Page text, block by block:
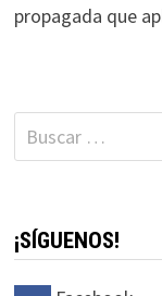
propagada que
Buscar:
¡SÍGUENOS!